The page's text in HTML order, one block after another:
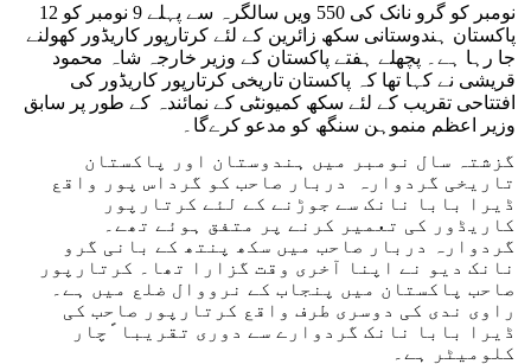
12 نومبر کو گرو نانک کی 550 ویں سالگرہ سے پہلے 9 نومبر کو
پاکستان ہندوستانی سکھ زائرین کے لئے کرتارپور کاریڈور کھولنے
جا رہا ہے۔ پچھلے ہفتے پاکستان کے وزیر خارجہ شاہ محمود
قریشی نے کہا تھا کہ پاکستان تاریخی کرتارپور کاریڈور کی
افتتاحی تقریب کے لئے سکھ کمیونٹی کے نمائندہ کے طور پر سابق
وزیر اعظم منموہن سنگھ کو مدعو کرے‌گا۔
گزشتہ سال نومبر میں ہندوستان اور پاکستان
تاریخی گردوارہ دربار صاحب کو گرداس پور واقع
ڈیرا بابا نانک سے جوڑنے کے لئے کرتارپور
کاریڈور کی تعمیر کرنے پر متفق ہوئے تھے۔
گردوارہ دربار صاحب میں سکھ پنتھ کے بانی گرو
نانک دیو نے اپنا آخری وقت گزارا تھا۔ کرتارپور
صاحب پاکستان میں پنجاب کے نرووال ضلع میں ہے۔
راوی ندی کی دوسری طرف واقع کرتارپور صاحب کی
ڈیرا بابا نانک گردوارے سے دوری تقریبا ًچار
کلومیٹر ہے۔